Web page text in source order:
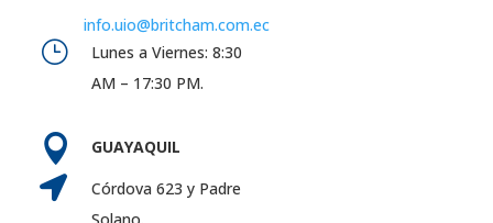
info.uio@britcham.com.ec
}
Lunes a Viernes: 8:30
AM – 17:30 PM.
 GUAYAQUIL

Córdova 623 y Padre